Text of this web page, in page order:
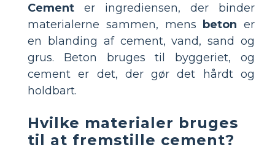
Cement er ingrediensen, der binder
materialerne sammen, mens beton er
en blanding af cement, vand, sand og
grus. Beton bruges til byggeriet, og
cement er det, der gør det hårdt og
holdbart.
Hvilke materialer bruges
til at fremstille cement?